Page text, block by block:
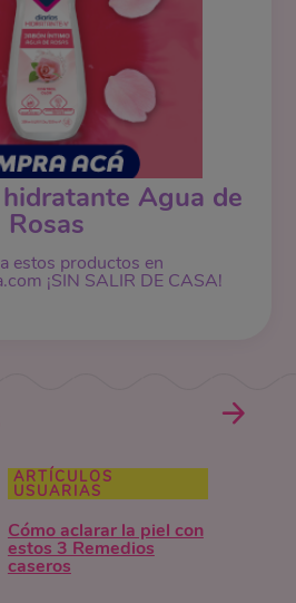
Agua de
Rosas
estos productos en
¡SIN SALIR DE CASA!
ARTÍCULOS
USUARIAS
Cómo aclarar la piel con
estos 3 Remedios
caseros